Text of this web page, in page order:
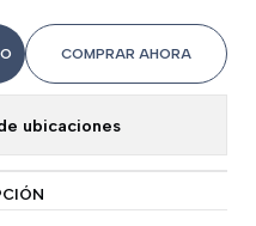
COMPRAR AHORA
ubicaciones